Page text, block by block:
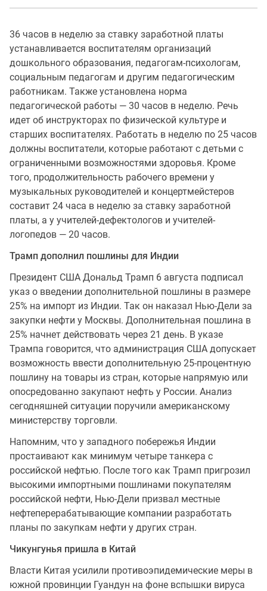
36 часов в неделю за ставку заработной платы
устанавливается воспитателям организаций
дошкольного образования, педагогам-психологам,
социальным педагогам и другим педагогическим
работникам. Также установлена норма
педагогической работы — 30 часов в неделю. Речь
идет об инструкторах по физической культуре и
старших воспитателях. Работать в неделю по 25 часов
должны воспитатели, которые работают с детьми с
ограниченными возможностями здоровья. Кроме
того, продолжительность рабочего времени у
музыкальных руководителей и концертмейстеров
составит 24 часа в неделю за ставку заработной
платы, а у учителей-дефектологов и учителей-
логопедов — 20 часов.
Трамп дополнил пошлины для Индии
Президент США Дональд Трамп 6 августа подписал
указ о введении дополнительной пошлины в размере
25% на импорт из Индии. Так он наказал Нью-Дели за
закупки нефти у Москвы. Дополнительная пошлина в
25% начнет действовать через 21 день. В указе
Трампа говорится, что администрация США допускает
возможность ввести дополнительную 25-процентную
пошлину на товары из стран, которые напрямую или
опосредованно закупают нефть у России. Анализ
сегодняшней ситуации поручили американскому
министерству торговли.
Напомним, что у западного побережья Индии
простаивают как минимум четыре танкера с
российской нефтью. После того как Трамп пригрозил
высокими импортными пошлинами покупателям
российской нефти, Нью-Дели призвал местные
нефтеперерабатывающие компании разработать
планы по закупкам нефти у других стран.
Чикунгунья пришла в Китай
Власти Китая усилили противоэпидемические меры в
южной провинции Гуандун на фоне вспышки вируса